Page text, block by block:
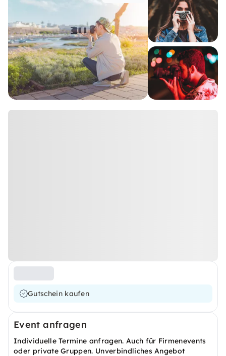
Gutschein kaufen
Event anfragen
Individuelle Termine anfragen. Auch für Firmenevents
oder private Gruppen. Unverbindliches Angebot